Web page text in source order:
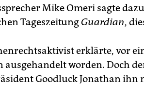
Mike Omeri sagte
TageszeitungGuardian,
erklärte, vor
ausgehandelt worden. Doch
Goodluck Jonathan ihn